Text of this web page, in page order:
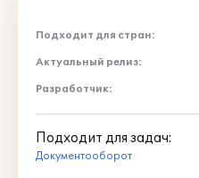
Подходит для стран:
Актуальный релиз:
Разработчик:
Подходит для задач:
Документооборот